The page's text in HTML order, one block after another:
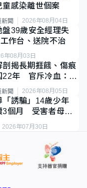
感染離世個案
新聞 2026年08月04日
盤39歲安全經理失
作台、送院不治
年08月03日
剖揭長期捱餓、傷痕
年 官斥冷血：同
新聞 2026年08月05日
誘騙」14歲少年
個月 受害者母：
2026年07月30日